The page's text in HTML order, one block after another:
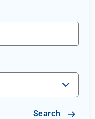
Search